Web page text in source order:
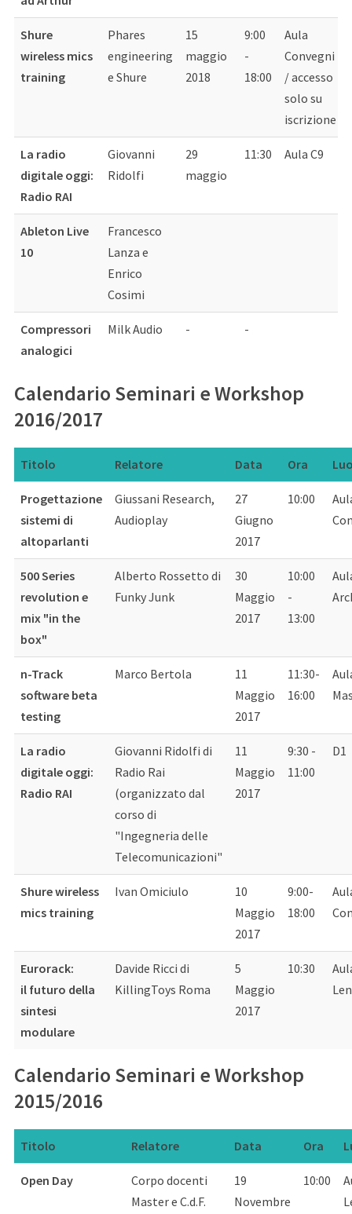
Shure
wireless mics
training
Phares
engineering
e Shure
15
maggio
2018
9:00
-
18:00
Aula
Convegni
/ accesso
solo su
iscrizione
La radio
digitale oggi:
Radio RAI
Giovanni
Ridolfi
29
maggio
11:30 Aula C9
Ableton Live
10
Francesco
Lanza e
Enrico
Cosimi
Compressori
analogici
Milk Audio - -
Calendario Seminari e Workshop
2016/2017
Titolo Relatore Data Ora
Progettazione
sistemi di
altoparlanti
Giussani Research,
Audioplay
27
Giugno
2017
10:00
500 Series
revolution e
mix "in the
box"
Alberto Rossetto di
Funky Junk
30
Maggio
2017
10:00
-
13:00
n-Track
software beta
testing
Marco Bertola
11
Maggio
2017
11:30-
16:00
La radio
digitale oggi:
Radio RAI
Giovanni Ridolfi di
Radio Rai
(organizzato dal
corso di
"Ingegneria delle
Telecomunicazioni"
11
Maggio
2017
9:30 -
11:00
D1
Shure wireless
mics training
Ivan Omiciulo
10
Maggio
2017
9:00-
18:00
Eurorack:
il futuro della
sintesi
modulare
Davide Ricci di
KillingToys Roma
5
Maggio
2017
10:30
Calendario Seminari e Workshop
2015/2016
Titolo Relatore Data Ora
Open Day
Corpo docenti
Master e C.d.F.
19
Novembre
10:00